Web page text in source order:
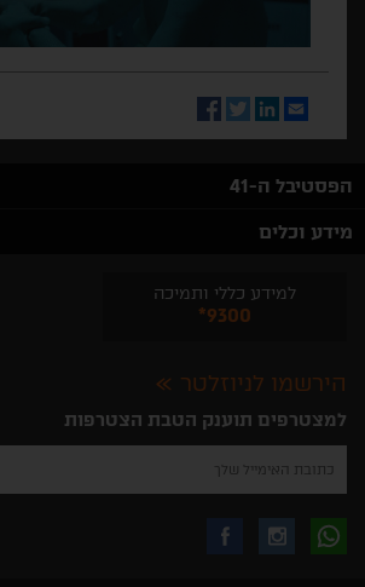
Email
LinkedIn
Twitter
Facebook
הפסטיבל ה-41
מידע וכלים
למידע כללי ותמיכה
*9300
הירשמו לניוזלטר
למצטרפים תוענק הטבת הצטרפות
להזין
שלך
לקבלת עקבו